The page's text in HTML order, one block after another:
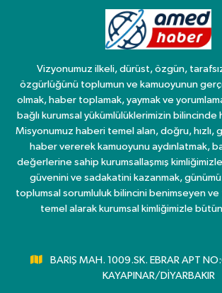
Vizyonumuz ilkeli, dürüst, özgün,
özgürlüğünü toplumun ve kamuoyunun
olmak, haber toplamak, yaymak ve
bağlı kurumsal yükümlülüklerimizin
Misyonumuz haberi temel alan, doğru, hızlı,
haber vererek kamuoyunu aydınlatmak,
değerlerine sahip kurumsallaşmış kimliğimizle
güvenini ve sadakatini kazanmak,
toplumsal sorumluluk bilincini benimseyen ve
temel alarak kurumsal kimliğimizle
BARIŞ MAH. 1009.SK. EBRAR APT
KAYAPINAR/DİYARBAKIR